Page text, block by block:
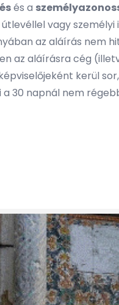
és a
vagy személyi
az aláírás nem
az aláírásra cég
kerül
30 napnál nem